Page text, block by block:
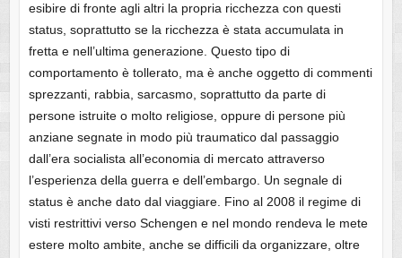
esibire di fronte agli altri la propria ricchezza con questi
status, soprattutto se la ricchezza è stata accumulata in
fretta e nell’ultima generazione. Questo tipo di
comportamento è tollerato, ma è anche oggetto di commenti
sprezzanti, rabbia, sarcasmo, soprattutto da parte di
persone istruite o molto religiose, oppure di persone più
anziane segnate in modo più traumatico dal passaggio
dall’era socialista all’economia di mercato attraverso
l’esperienza della guerra e dell’embargo. Un segnale di
status è anche dato dal viaggiare. Fino al 2008 il regime di
visti restrittivi verso Schengen e nel mondo rendeva le mete
estere molto ambite, anche se difficili da organizzare, oltre